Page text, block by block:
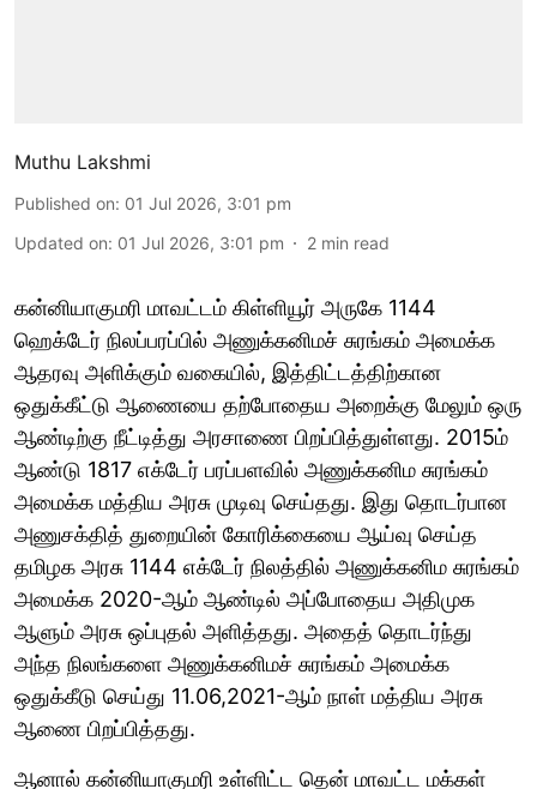
Muthu Lakshmi
Published on: 01 Jul 2026, 3:01 pm
Updated on: 01 Jul 2026, 3:01 pm 2 min read
கன்னியாகுமரி மாவட்டம் கிள்ளியூர் அருகே 1144
ஹெக்டேர் நிலப்பரப்பில் அணுக்கனிமச் சுரங்கம் அமைக்க
ஆதரவு அளிக்கும் வகையில், இத்திட்டத்திற்கான
ஒதுக்கீட்டு ஆணையை தற்போதைய அறைக்கு மேலும் ஒரு
ஆண்டிற்கு நீட்டித்து அரசாணை பிறப்பித்துள்ளது. 2015ம்
ஆண்டு 1817 எக்டேர் பரப்பளவில் அணுக்கனிம சுரங்கம்
அமைக்க மத்திய அரசு முடிவு செய்தது. இது தொடர்பான
அணுசக்தித் துறையின் கோரிக்கையை ஆய்வு செய்த
தமிழக அரசு 1144 எக்டேர் நிலத்தில் அணுக்கனிம சுரங்கம்
அமைக்க 2020-ஆம் ஆண்டில் அப்போதைய அதிமுக
ஆளும் அரசு ஒப்புதல் அளித்தது. அதைத் தொடர்ந்து
அந்த நிலங்களை அணுக்கனிமச் சுரங்கம் அமைக்க
ஒதுக்கீடு செய்து 11.06,2021-ஆம் நாள் மத்திய அரசு
ஆணை பிறப்பித்தது.
ஆனால் கன்னியாகுமரி உள்ளிட்ட தென் மாவட்ட மக்கள்